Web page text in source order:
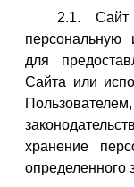
2.1.
персональную
для
Сайта или
хранение
определенного